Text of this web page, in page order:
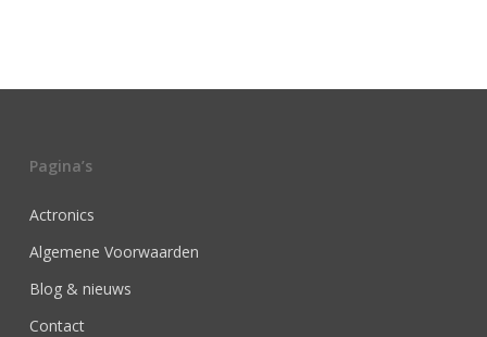
Pagina’s
Actronics
Algemene Voorwaarden
Blog & nieuws
Contact